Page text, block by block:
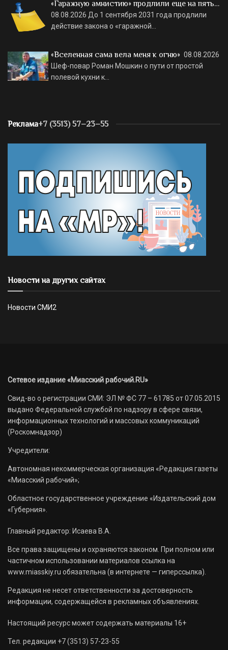
«Гаражную амнистию» продлили еще на пять…
08.08.2026 До 1 сентября 2031 года продлили
действие закона о «гаражной…
«Вселенная сама вела меня к огню» 08.08.2026
Шеф-повар Роман Мошкин о пути от простой
полевой кухни к…
Реклама+7 (3513) 57–23–55
Новости на других сайтах
Новости СМИ2
Сетевое издание «Миасский рабочий.RU»
Свид-во о регистрации СМИ: ЭЛ № ФС 77 – 61785 от 07.05.2015
выдано Федеральной службой по надзору в сфере связи,
информационных технологий и массовых коммуникаций
(Роскомнадзор)
Учредители:
Автономная некоммерческая организация «Редакция газеты
«Миасский рабочий»;
Областное государственное учреждение «Издательский дом
«Губерния».
Главный редактор: Исаева В.А.
Все права защищены и охраняются законом. При полном или
частичном использовании материалов ссылка на
www.miasskiy.ru обязательна (в интернете — гиперссылка).
Редакция не несет ответственности за достоверность
информации, содержащейся в рекламных объявлениях.
Настоящий ресурс может содержать материалы 16+
Тел. редакции +7 (3513) 57-23-55